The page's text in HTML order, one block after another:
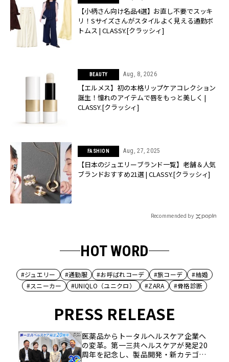
【小柄さん向け名品4選】お直し不要でスッキ
リ！Sサイズさんがスタイルよく見える通勤ボ
トムス | CLASSY.[クラッシィ]
BEAUTY Aug, 8, 2026
【エルメス】初の本格リップケアコレクション
誕生！憧れのアイテムで唇をもっと美しく |
CLASSY.[クラッシィ]
FASHION Aug, 27, 2025
【日本のジュエリーブランド一覧】老舗＆人気
ブランドおすすめ21選 | CLASSY.[クラッシィ]
Recommended by
HOT WORD
#ジュエリー #通勤服 #お呼ばれコーデ #旅コーデ
#結婚
#スニーカー
#UNIQLO（ユニクロ） #ZARA #骨格診断
PRESS RELEASE
医薬品からトータルヘルスケア企業へ
の変革。第一三共ヘルスケアが発足20
周年を記念し、製品開発・新カテゴリ